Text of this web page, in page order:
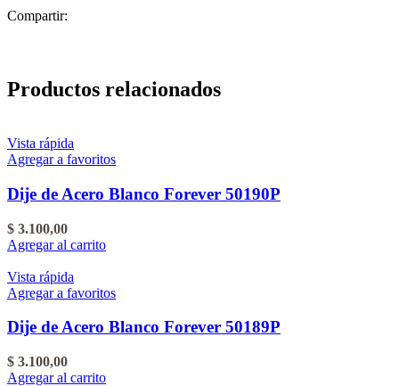
Compartir:
Productos relacionados
Vista rápida
Agregar a favoritos
Dije de Acero Blanco Forever 50190P
$ 3.100,00
Agregar al carrito
Vista rápida
Agregar a favoritos
Dije de Acero Blanco Forever 50189P
$ 3.100,00
Agregar al carrito